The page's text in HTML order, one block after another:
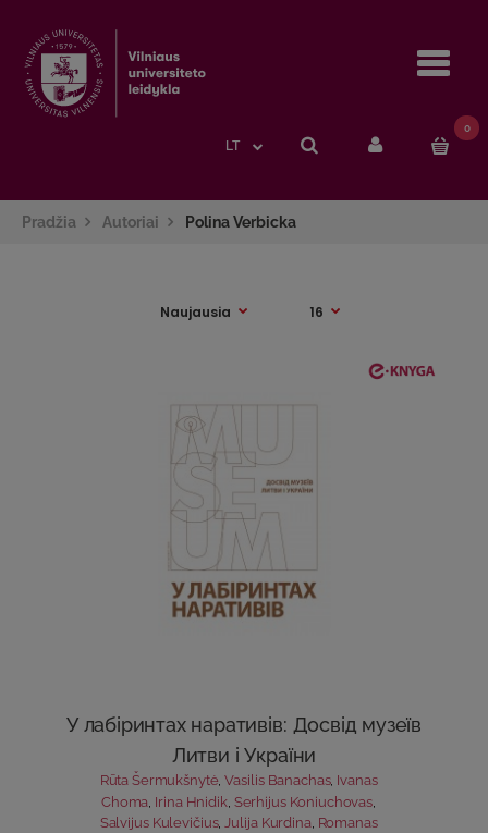
LT
0
Pradžia Autoriai Polina Verbicka
У лабіринтах наративів: Досвід музеїв
Литви і України
Rūta Šermukšnytė,Vasilis Banachas, Ivanas
Choma Irina Hnidik, Serhijus Koniuchovas
Salvijus Kulevičius,Julija Kurdina, Romanas